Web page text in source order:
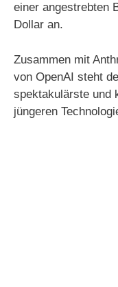
einer angestrebten
Dollar an.
Zusammen mit
von OpenAI steht
spektakulärste und
jüngeren